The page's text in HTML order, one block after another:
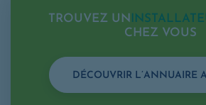
TROUVEZ UN
CHEZ VOUS
DÉCOUVRIR L’ANNUAIRE